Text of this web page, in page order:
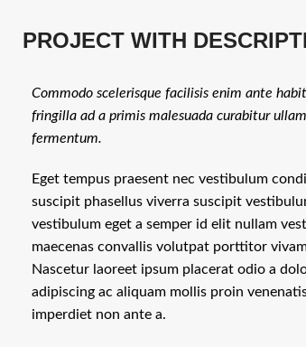
PROJECT WITH
Commodo scelerisque facilisis enim ante
fringilla ad a primis malesuada curabitur
fermentum.
Eget tempus praesent nec vestibulum
suscipit phasellus viverra suscipit
vestibulum eget a semper id elit nullam
maecenas convallis volutpat porttitor
Nascetur laoreet ipsum placerat odio a
adipiscing ac aliquam mollis proin
imperdiet non ante a.